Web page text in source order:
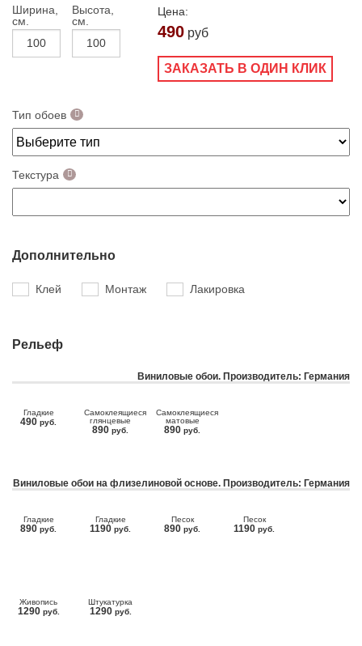
Ширина,
см.
Высота,
см.
Цена:
490 руб
ЗАКАЗАТЬ В ОДИН КЛИК
Тип обоев
Текстура
Дополнительно
Клей Монтаж Лакировка
Рельеф
Виниловые обои. Производитель: Германия
Гладкие
490 руб.
Самоклеящиеся
глянцевые
890 руб.
Самоклеящиеся
матовые
890 руб.
Виниловые обои на флизелиновой основе. Производитель: Германия
Гладкие
890 руб.
Гладкие
1190 руб.
Песок
890 руб.
Песок
1190 руб.
Живопись
1290 руб.
Штукатурка
1290 руб.